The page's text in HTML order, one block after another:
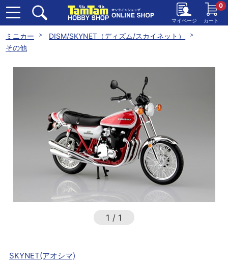
マイページ カート
0
ミニカー
DISM/SKYNET（ディズム/スカイネット）
その他
1 / 1
SKYNET(アオシマ)